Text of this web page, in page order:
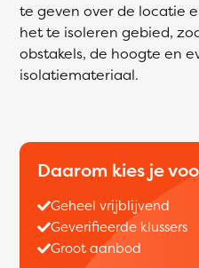
te geven over de locatie
het te isoleren gebied,
obstakels, de hoogte en
isolatiemateriaal.
Daarom kies je
Geheel vrijblijvend
Geverifieerde klussers
Groot aanbod